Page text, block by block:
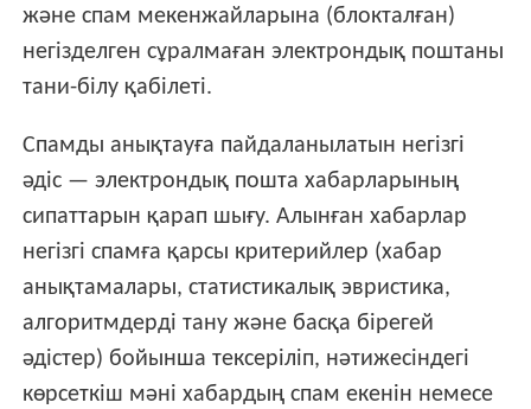
және спам мекенжайларына (блокталған)
негізделген сұралмаған электрондық поштаны
тани-білу қабілеті.
Спамды анықтауға пайдаланылатын негізгі
әдіс — электрондық пошта хабарларының
сипаттарын қарап шығу. Алынған хабарлар
негізгі спамға қарсы критерийлер (хабар
анықтамалары, статистикалық эвристика,
алгоритмдерді тану және басқа бірегей
әдістер) бойынша тексеріліп, нәтижесіндегі
көрсеткіш мәні хабардың спам екенін немесе